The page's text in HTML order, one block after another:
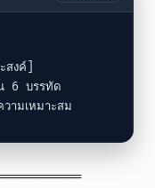
งค์]
6 บรรทัด
ามเหมาะสม